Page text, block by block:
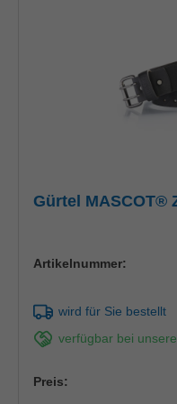
Gürtel MASCOT®
Artikelnummer:
wird für Sie bestellt
verfügbar bei
Preis: